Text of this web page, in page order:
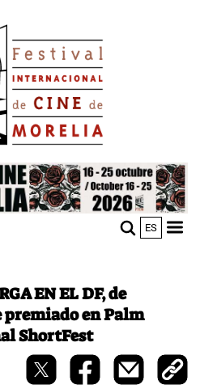
ES
EN EL DF, de
premiado en Palm
ShortFest